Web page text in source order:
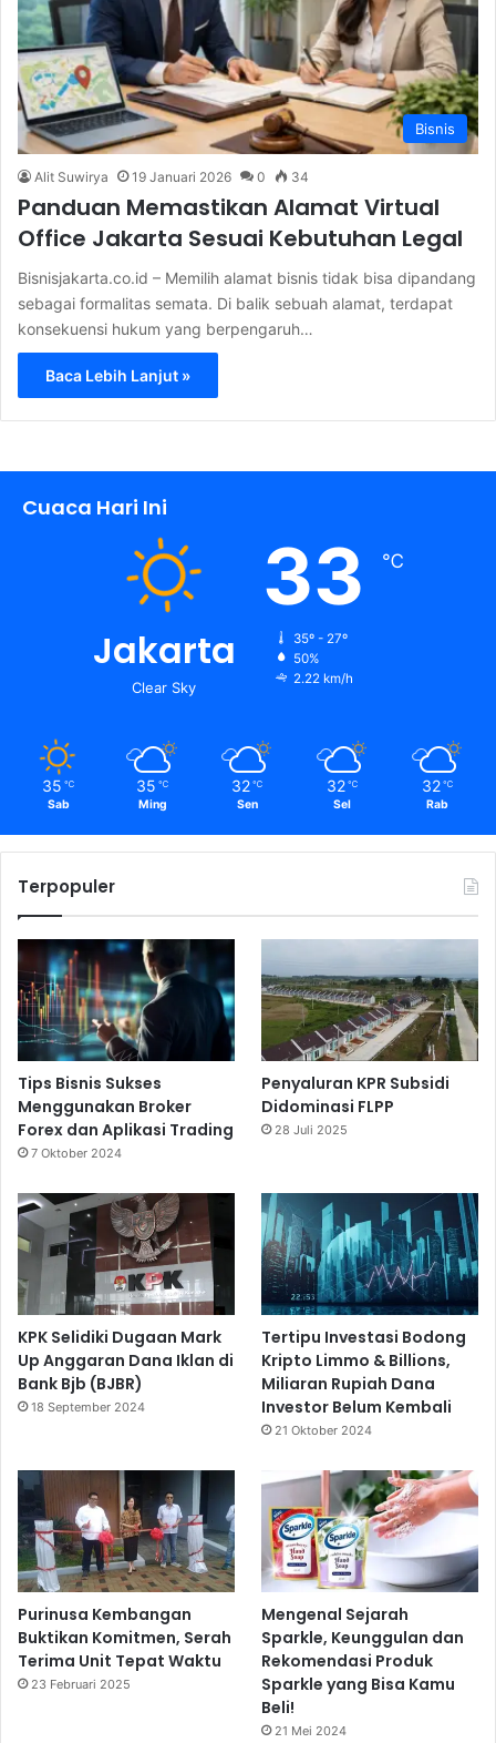
Bisnis
Alit Suwirya 19 Januari 2026 0 34
Panduan Memastikan Alamat Virtual
Office Jakarta Sesuai Kebutuhan Legal
Bisnisjakarta.co.id – Memilih alamat bisnis tidak bisa dipandang
sebagai formalitas semata. Di balik sebuah alamat, terdapat
konsekuensi hukum yang berpengaruh…
Baca Lebih Lanjut »
Cuaca Hari Ini
Jakarta
Clear Sky
33 ℃
35º - 27º
50%
2.22 km/h
35 ℃
Sab
35 ℃
Ming
32 ℃
Sen
32 ℃
Sel
32 ℃
Rab
Terpopuler
Tips Bisnis Sukses
Menggunakan Broker
Forex dan Aplikasi Trading
7 Oktober 2024
Penyaluran KPR Subsidi
Didominasi FLPP
28 Juli 2025
KPK Selidiki Dugaan Mark
Up Anggaran Dana Iklan di
Bank Bjb (BJBR)
18 September 2024
Tertipu Investasi Bodong
Kripto Limmo & Billions,
Miliaran Rupiah Dana
Investor Belum Kembali
21 Oktober 2024
Purinusa Kembangan
Buktikan Komitmen, Serah
Terima Unit Tepat Waktu
23 Februari 2025
Mengenal Sejarah
Sparkle, Keunggulan dan
Rekomendasi Produk
Sparkle yang Bisa Kamu
Beli!
21 Mei 2024